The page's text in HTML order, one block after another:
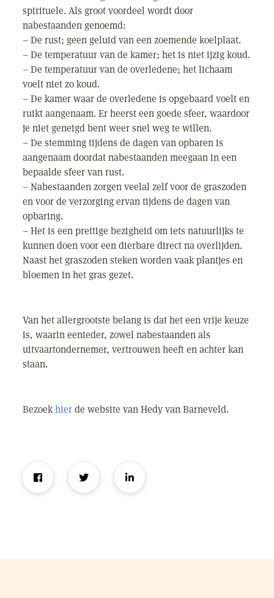
spirituele. Als groot voordeel wordt door
nabestaanden genoemd:
– De rust; geen geluid van een zoemende koelplaat.
– De temperatuur van de kamer; het is niet ijzig koud.
– De temperatuur van de overledene; het lichaam
voelt niet zo koud.
– De kamer waar de overledene is opgebaard voelt en
ruikt aangenaam. Er heerst een goede sfeer, waardoor
je niet geneigd bent weer snel weg te willen.
– De stemming tijdens de dagen van opbaren is
aangenaam doordat nabestaanden meegaan in een
bepaalde sfeer van rust.
– Nabestaanden zorgen veelal zelf voor de graszoden
en voor de verzorging ervan tijdens de dagen van
opbaring.
– Het is een prettige bezigheid om iets natuurlijks te
kunnen doen voor een dierbare direct na overlijden.
Naast het graszoden steken worden vaak plantjes en
bloemen in het gras gezet.
Van het allergrootste belang is dat het een vrije keuze
is, waarin eenieder, zowel nabestaanden als
uitvaartondernemer, vertrouwen heeft en achter kan
staan.
Bezoekhierde website van Hedy van Barneveld.